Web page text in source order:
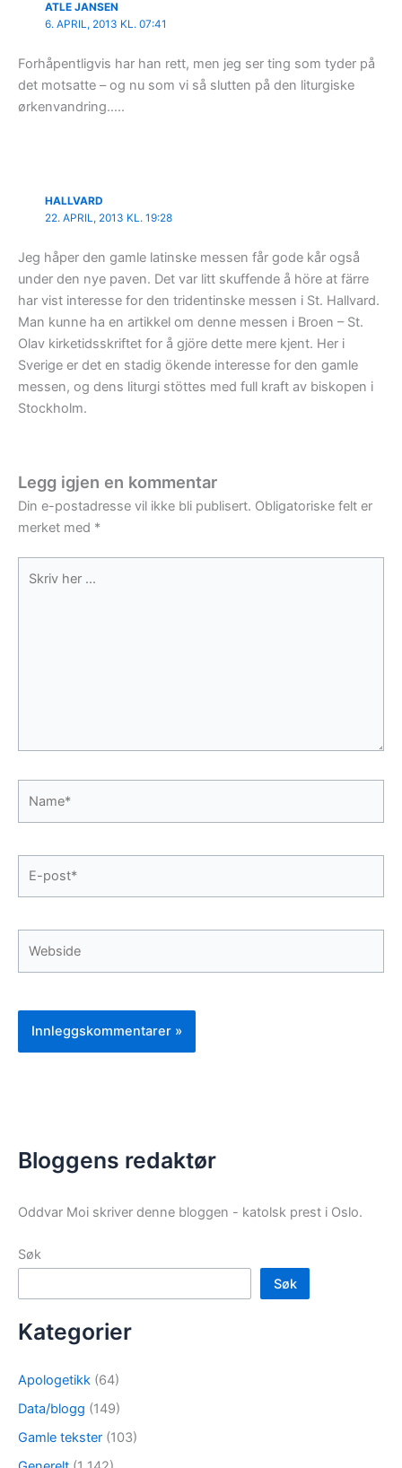
ATLE JANSEN
6. APRIL, 2013 KL. 07:41
Forhåpentligvis har han rett, men jeg ser ting som tyder på
det motsatte – og nu som vi så slutten på den liturgiske
ørkenvandring…..
HALLVARD
22. APRIL, 2013 KL. 19:28
Jeg håper den gamle latinske messen får gode kår også
under den nye paven. Det var litt skuffende å höre at färre
har vist interesse for den tridentinske messen i St. Hallvard.
Man kunne ha en artikkel om denne messen i Broen – St.
Olav kirketidsskriftet for å gjöre dette mere kjent. Her i
Sverige er det en stadig ökende interesse for den gamle
messen, og dens liturgi stöttes med full kraft av biskopen i
Stockholm.
Legg igjen en kommentar
Din e-postadresse vil ikke bli publisert. Obligatoriske felt er
merket med *
post*
Bloggens redaktør
Oddvar Moi skriver denne bloggen - katolsk prest i Oslo.
Søk
Søk
Kategorier
Apologetikk (64)
Data/blogg (149)
Gamle tekster (103)